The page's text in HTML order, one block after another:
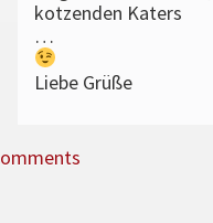
kotzenden Katers
…
Liebe Grüße